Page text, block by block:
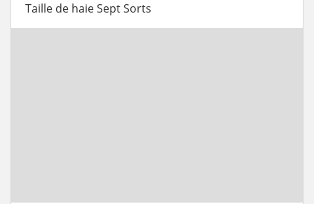
Taille de haie Sept Sorts